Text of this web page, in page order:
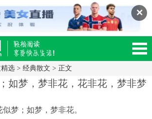
✕
移动版
选 > 经典散文 > 正文
如梦，梦非花，花非花，梦非梦
；如梦，梦非花。